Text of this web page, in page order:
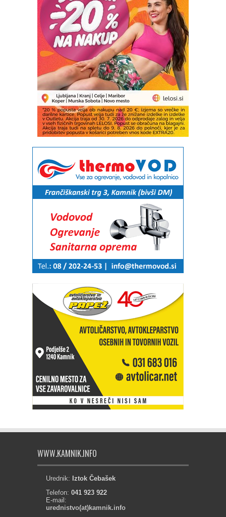
WWW.KAMNIK.INFO
Urednik: Iztok Čebašek
Telefon: 041 923 922
E-mail:
urednistvo(at)kamnik.info